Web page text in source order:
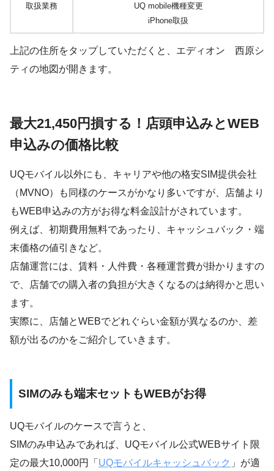
取扱業務
UQ mobile機種変更
iPhone取扱
上記の住所をタップしていただくと、エディオン 西原シ
ティの地図が開きます。
最大21,450円損する！店頭申込みとWEB
申込みの価格比較
UQモバイル以外にも、キャリアや他の格安SIM提供会社
（MVNO）も同様のケースがかなり多いですが、店舗より
もWEB申込みの方がお得な料金設計がされています。
例えば、初期費用無料であったり、キャッシュバック・端
末価格の値引きなど。
店舗運営には、賃料・人件費・各種運営費が掛かりますの
で、店舗での購入者の負担が大きくなるのは納得かと思い
ます。
実際に、店舗とWEBでどれぐらい金額が異なるのか、差
額が出るのかをご紹介していきます。
SIMのみも端末セットもWEBがお得
UQモバイルのケースで言うと、
SIMのみ申込みであれば、UQモバイル公式WEBサイト限
定の最大10,000円「 UQモバイルキャッシュバック 」が適